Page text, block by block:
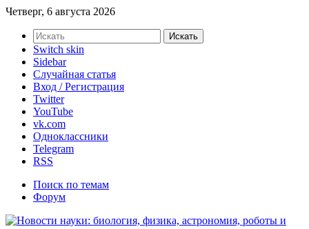
Четверг, 6 августа 2026
Искать
Switch skin
Sidebar
Случайная статья
Вход / Регистрация
Twitter
YouTube
vk.com
Одноклассники
Telegram
RSS
Поиск по темам
Форум